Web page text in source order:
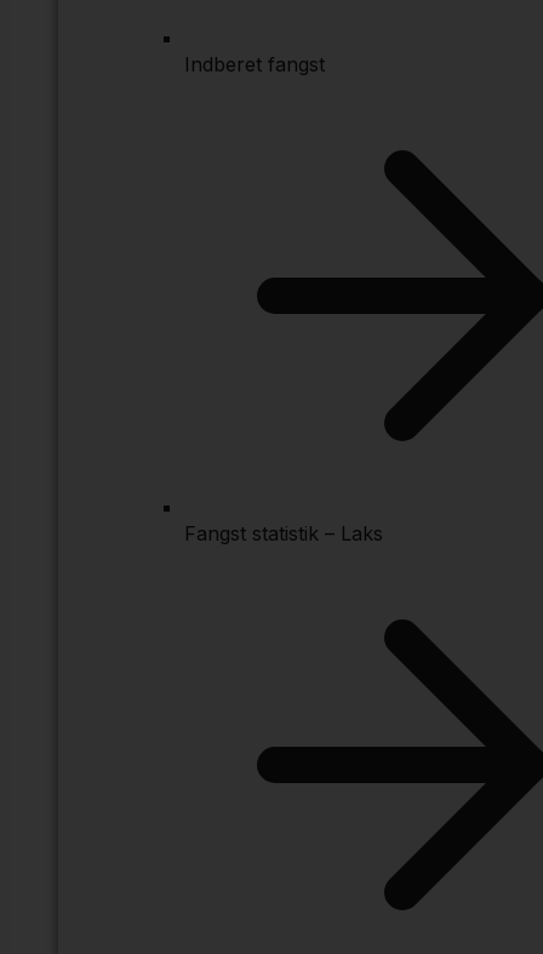
Indberet fangst
Fangst statistik – Laks